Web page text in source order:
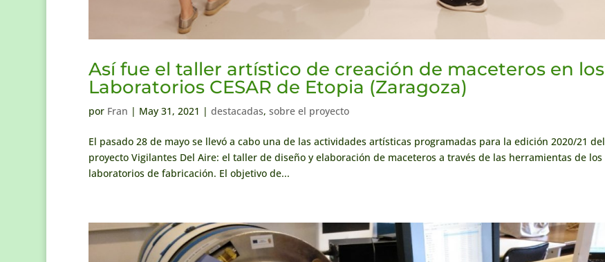
Así fue el taller artístico de creación de maceteros en los
Laboratorios CESAR de Etopia (Zaragoza)
por Fran | May 31, 2021 | destacadas, sobre el proyecto
El pasado 28 de mayo se llevó a cabo una de las actividades artísticas programadas para la edición 2020/21 del
proyecto Vigilantes Del Aire: el taller de diseño y elaboración de maceteros a través de las herramientas de los
laboratorios de fabricación. El objetivo de...